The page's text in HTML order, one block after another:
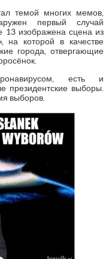
темой многих мемов,
первый случай
13 изображена сцена из
на которой в качестве
города, отвергающие
есть и
выборы.
выборов.